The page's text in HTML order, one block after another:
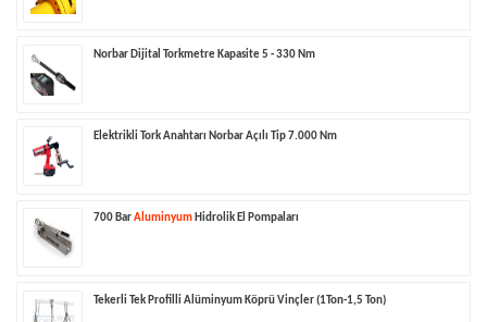
Norbar Dijital Torkmetre Kapasite 5 - 330 Nm
Elektrikli Tork Anahtarı Norbar Açılı Tip 7.000 Nm
700 BarAluminyumHidrolik El Pompaları
Tekerli Tek Profilli Alüminyum Köprü Vinçler (1Ton-1,5 Ton)